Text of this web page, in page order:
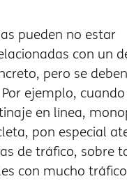
pueden no estar
con un
pero se
ejemplo,
en línea,
pon especial
de tráfico, sobre
con mucho